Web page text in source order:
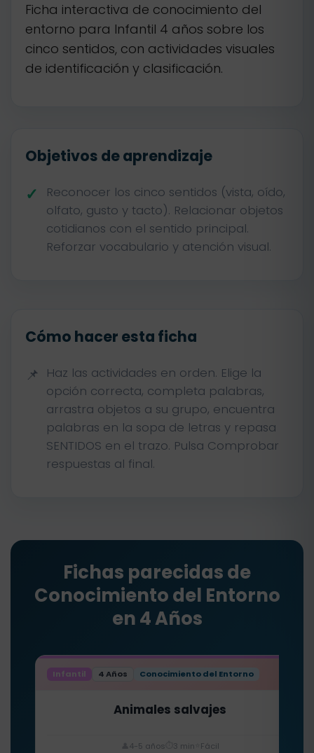
Ficha interactiva de conocimiento del
entorno para Infantil 4 años sobre los
cinco sentidos, con actividades visuales
de identificación y clasificación.
Objetivos de aprendizaje
Reconocer los cinco sentidos (vista, oído,
olfato, gusto y tacto). Relacionar objetos
cotidianos con el sentido principal.
Reforzar vocabulario y atención visual.
Cómo hacer esta ficha
Haz las actividades en orden. Elige la
opción correcta, completa palabras,
arrastra objetos a su grupo, encuentra
palabras en la sopa de letras y repasa
SENTIDOS en el trazo. Pulsa Comprobar
respuestas al final.
Fichas parecidas de
Conocimiento del Entorno
en 4 Años
Infantil 4 Años Conocimiento del Entorno
Animales salvajes
4-5 años 3 min Fácil